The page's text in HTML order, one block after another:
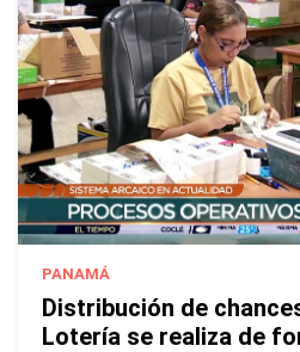
PANAMÁ
Distribución de
Lotería se realiza de